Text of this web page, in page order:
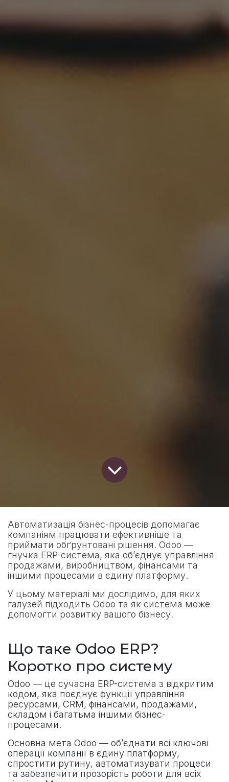
Автоматизація бізнес-процесів допомагає
компаніям працювати ефективніше та
приймати обґрунтовані рішення. Odoo —
гнучка ERP-система, яка об’єднує управління
продажами, виробництвом, фінансами та
іншими процесами в єдину платформу.
У цьому матеріалі ми дослідимо, для яких
галузей підходить Odoo та як система може
допомогти розвитку вашого бізнесу.
Що таке Odoo ERP?
Коротко про систему
Odoo — це сучасна ERP-система з відкритим
кодом, яка поєднує функції управління
ресурсами, CRM, фінансами, продажами,
складом і багатьма іншими бізнес-
процесами.
Основна мета Odoo — об’єднати всі ключові
операції компанії в єдину платформу,
спростити рутину, автоматизувати процеси
та забезпечити прозорість роботи для всіх